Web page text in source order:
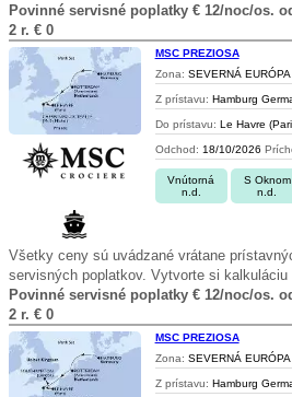
Povinné servisné poplatky € 12/noc/os.
2 r. € 0
MSC PREZIOSA
Zona: SEVERNÁ EURÓPA
Z prístavu: Hamburg
Do prístavu: Le Havre
Odchod: 18/10/2026
Vnútorná
n.d.
S Oknom
n.d.
Všetky ceny sú uvádzané vrátane
servisných poplatkov. Vytvorte si kalkuláciu
Povinné servisné poplatky € 12/noc/os.
2 r. € 0
MSC PREZIOSA
Zona: SEVERNÁ EURÓPA
Z prístavu: Hamburg